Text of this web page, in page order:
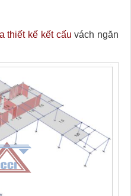
thiết kế kết cấu vách ngăn